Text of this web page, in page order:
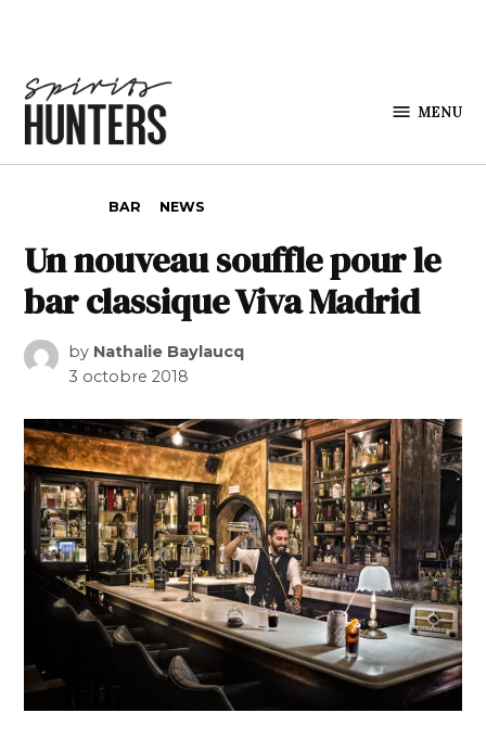
MENU
BAR NEWS
Un nouveau souffle pour le
bar classique Viva Madrid
by Nathalie Baylaucq
3 octobre 2018